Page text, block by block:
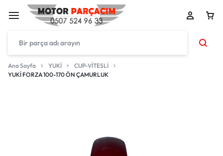
Ana Sayfa YUKİ
CUP-VİTESLİ
YUKİ FORZA 100-170 ÖN ÇAMURLUK